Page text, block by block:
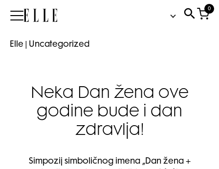
Elle
0
Elle Uncategorized
Neka Dan žena ove
godine bude i dan
zdravlja!
Simpozij simboličnog imena „Dan žena +